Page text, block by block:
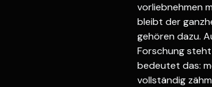
vorliebnehmen
bleibt der
gehören dazu.
Forschung
bedeutet das:
vollständig